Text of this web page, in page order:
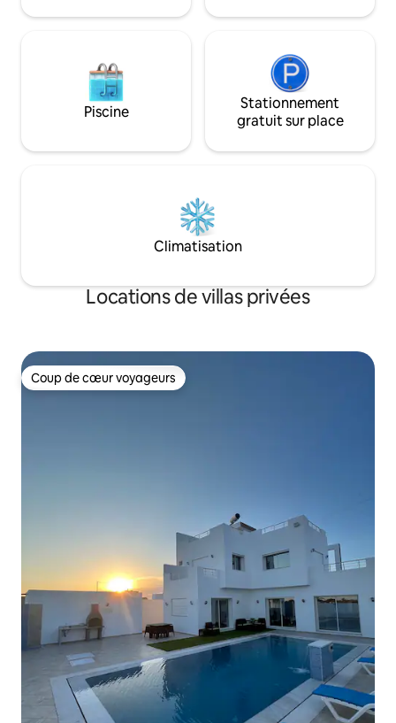
Piscine
Stationnement
gratuit sur place
Climatisation
Locations de villas privées
Coup de cœur voyageurs
Coup de cœur voyageurs